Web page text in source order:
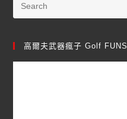
高爾夫武器瘋子 Golf FUNS